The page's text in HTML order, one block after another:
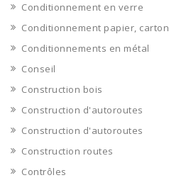
Conditionnement en verre
Conditionnement papier, carton
Conditionnements en métal
Conseil
Construction bois
Construction d'autoroutes
Construction d'autoroutes
Construction routes
Contrôles